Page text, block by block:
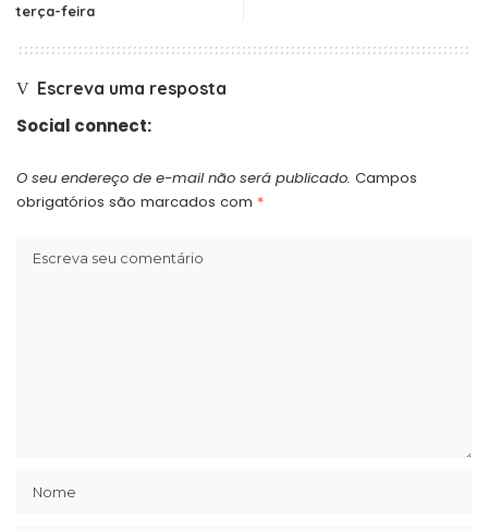
terça-feira
Escreva uma resposta
Social connect:
O seu endereço de e-mail não será publicado. Campos
obrigatórios são marcados com *